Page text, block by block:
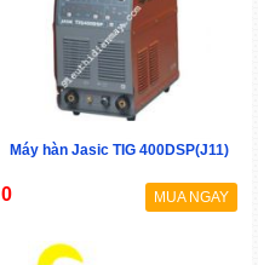
Máy hàn Jasic TIG 400DSP(J11)
0 MUA NGAY